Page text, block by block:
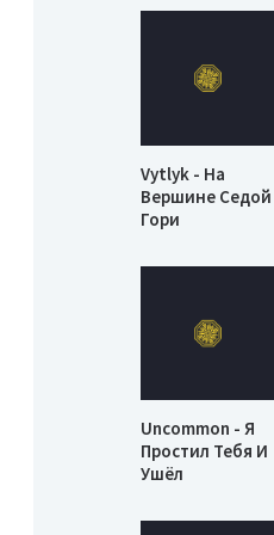
Vytlyk - На
Вершине Седой
Гори
Uncommon - Я
Простил Тебя И
Ушёл